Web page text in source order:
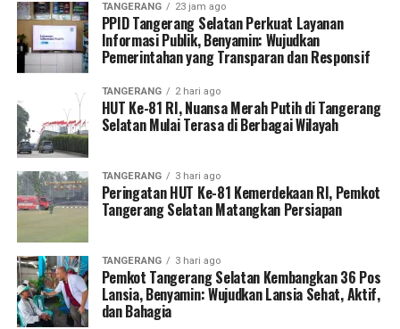
TANGERANG 23 jam ago
PPID Tangerang Selatan Perkuat Layanan
Informasi Publik, Benyamin: Wujudkan
Pemerintahan yang Transparan dan Responsif
TANGERANG 2 hari ago
HUT Ke-81 RI, Nuansa Merah Putih di Tangerang
Selatan Mulai Terasa di Berbagai Wilayah
TANGERANG 3 hari ago
Peringatan HUT Ke-81 Kemerdekaan RI, Pemkot
Tangerang Selatan Matangkan Persiapan
TANGERANG 3 hari ago
Pemkot Tangerang Selatan Kembangkan 36 Pos
Lansia, Benyamin: Wujudkan Lansia Sehat, Aktif,
dan Bahagia